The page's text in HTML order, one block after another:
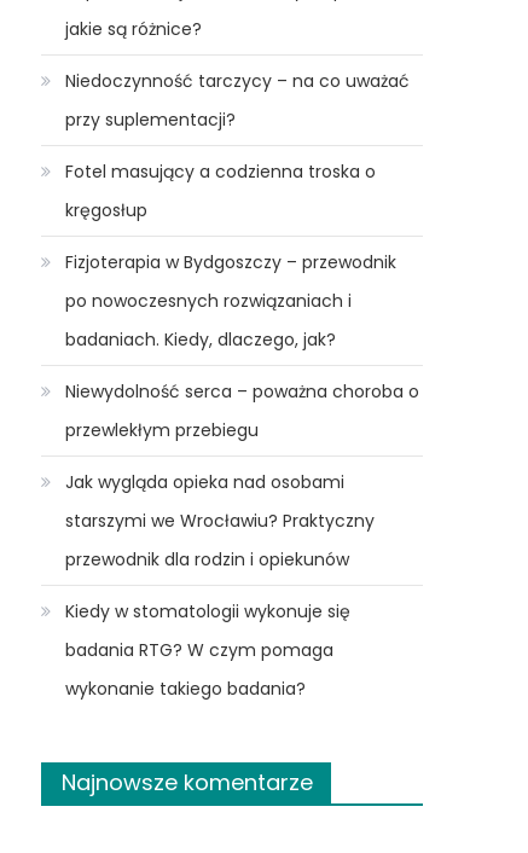
jakie są różnice?
Niedoczynność tarczycy – na co uważać
przy suplementacji?
Fotel masujący a codzienna troska o
kręgosłup
Fizjoterapia w Bydgoszczy – przewodnik
po nowoczesnych rozwiązaniach i
badaniach. Kiedy, dlaczego, jak?
Niewydolność serca – poważna choroba o
przewlekłym przebiegu
Jak wygląda opieka nad osobami
starszymi we Wrocławiu? Praktyczny
przewodnik dla rodzin i opiekunów
Kiedy w stomatologii wykonuje się
badania RTG? W czym pomaga
wykonanie takiego badania?
Najnowsze komentarze